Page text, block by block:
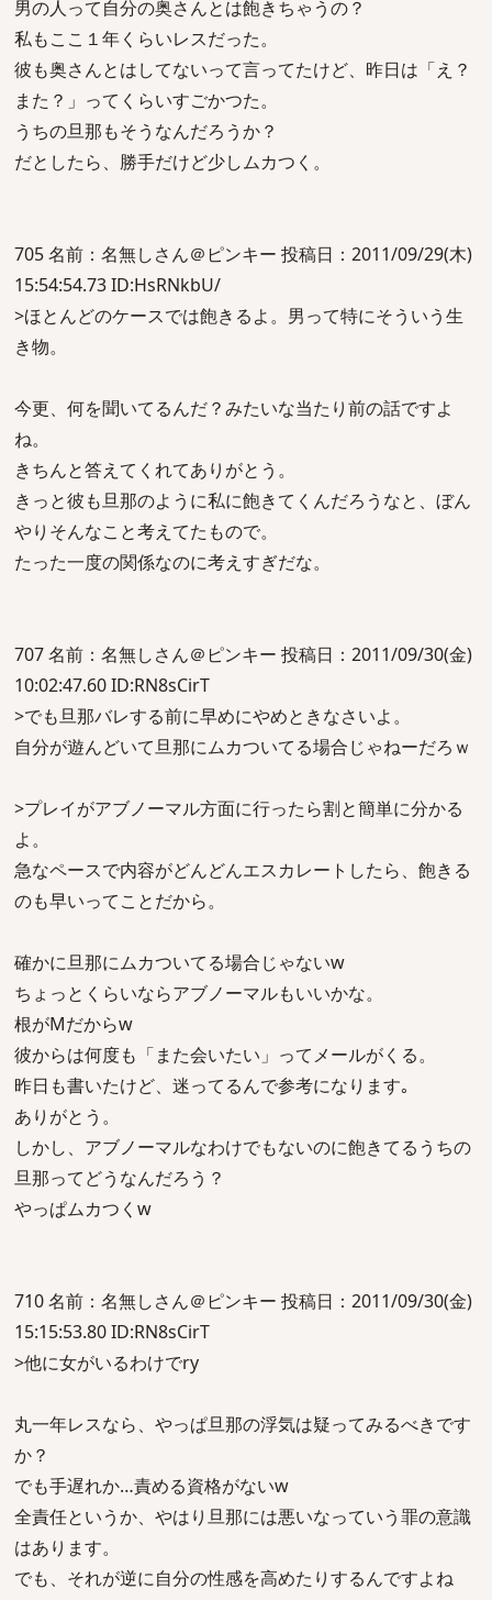
男の人って自分の奥さんとは飽きちゃうの？
私もここ１年くらいレスだった。
彼も奥さんとはしてないって言ってたけど、昨日は「え？
また？」ってくらいすごかつた。
うちの旦那もそうなんだろうか？
だとしたら、勝手だけど少しムカつく。
705 名前：名無しさん＠ピンキー 投稿日：2011/09/29(木)
15:54:54.73 ID:HsRNkbU/
>ほとんどのケースでは飽きるよ。男って特にそういう生
き物。
今更、何を聞いてるんだ？みたいな当たり前の話ですよ
ね。
きちんと答えてくれてありがとう。
きっと彼も旦那のように私に飽きてくんだろうなと、ぼん
やりそんなこと考えてたもので。
たった一度の関係なのに考えすぎだな。
707 名前：名無しさん＠ピンキー 投稿日：2011/09/30(金)
10:02:47.60 ID:RN8sCirT
>でも旦那バレする前に早めにやめときなさいよ。
自分が遊んどいて旦那にムカついてる場合じゃねーだろｗ
>プレイがアブノーマル方面に行ったら割と簡単に分かる
よ。
急なペースで内容がどんどんエスカレートしたら、飽きる
のも早いってことだから。
確かに旦那にムカついてる場合じゃないw
ちょっとくらいならアブノーマルもいいかな。
根がMだからw
彼からは何度も「また会いたい」ってメールがくる。
昨日も書いたけど、迷ってるんで参考になります｡
ありがとう。
しかし、アブノーマルなわけでもないのに飽きてるうちの
旦那ってどうなんだろう？
やっぱムカつくw
710 名前：名無しさん＠ピンキー 投稿日：2011/09/30(金)
15:15:53.80 ID:RN8sCirT
>他に女がいるわけでry
丸一年レスなら、やっぱ旦那の浮気は疑ってみるべきです
か？
でも手遅れか…責める資格がないw
全責任というか、やはり旦那には悪いなっていう罪の意識
はあります。
でも、それが逆に自分の性感を高めたりするんですよね